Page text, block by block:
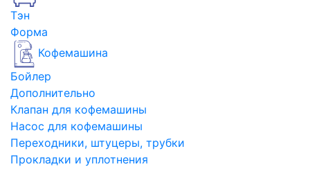
Тэн
Форма
Кофемашина
Бойлер
Дополнительно
Клапан для кофемашины
Насос для кофемашины
Переходники, штуцеры, трубки
Прокладки и уплотнения